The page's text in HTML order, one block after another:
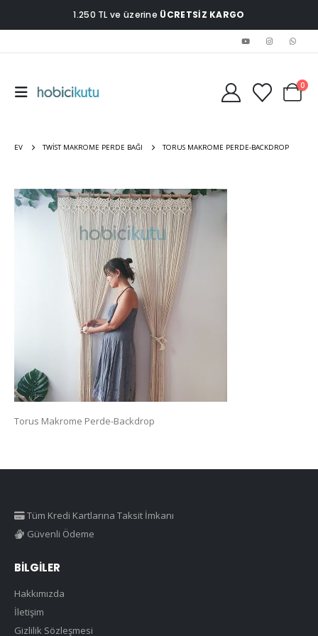
1.250 TL ve üzerine ÜCRETSİZ KARGO
0
EV TWIST MAKROME PERDE BAĞI TORUS MAKROME PERDE-BACKDROP
Torus Makrome Perde-Backdrop
Tüm Kredi Kartlarına Taksit İmkanı
Güvenli Ödeme
BILGILER
Hakkımızda
İletişim
Gizlilik Sözleşmesi